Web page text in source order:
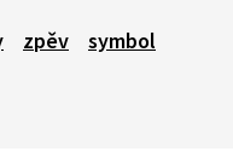
zpěv
symbol